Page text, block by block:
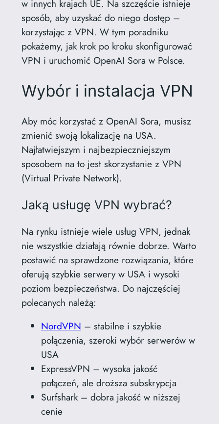
w innych krajach UE. Na szczęście istnieje
sposób, aby uzyskać do niego dostęp –
korzystając z VPN. W tym poradniku
pokażemy, jak krok po kroku skonfigurować
VPN i uruchomić OpenAI Sora w Polsce.
Wybór i instalacja VPN
Aby móc korzystać z OpenAI Sora, musisz
zmienić swoją lokalizację na USA.
Najłatwiejszym i najbezpieczniejszym
sposobem na to jest skorzystanie z VPN
(Virtual Private Network).
Jaką usługę VPN wybrać?
Na rynku istnieje wiele usług VPN, jednak
nie wszystkie działają równie dobrze. Warto
postawić na sprawdzone rozwiązania, które
oferują szybkie serwery w USA i wysoki
poziom bezpieczeństwa. Do najczęściej
polecanych należą:
NordVPN – stabilne i szybkie
połączenia, szeroki wybór serwerów w
USA
ExpressVPN – wysoka jakość
połączeń, ale droższa subskrypcja
Surfshark – dobra jakość w niższej
cenie